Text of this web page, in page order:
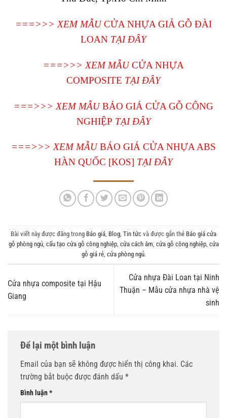
===>>> XEM MẪU CỬA NHỰA GIẢ GỖ ĐÀI
LOAN TẠI ĐÂY
===>>> XEM MẪU CỬA NHỰA
COMPOSITE TẠI ĐÂY
===>>> XEM MẪU BÁO GIÁ CỬA GỖ CÔNG
NGHIỆP TẠI ĐÂY
===>>> XEM MẪUBÁO GIÁ CỬA NHỰA ABS
HÀN QUỐC [KOS] TẠI ĐÂY
Bài viết này được đăng trong Báo giá, Blog, Tin tức và được gắn thẻ Báo giá cửa
gỗ phòng ngủ, cấu tạo cửa gỗ công nghiệp, cửa cách âm, cửa gỗ công nghiệp, cửa
gỗ giá rẻ, cửa phòng ngủ.
Cửa nhựa composite tại Hậu
Giang
Cửa nhựa Đài Loan tại Ninh
Thuận – Mẫu cửa nhựa nhà vệ
sinh
Để lại một bình luận
Email của bạn sẽ không được hiển thị công khai. Các
trường bắt buộc được đánh dấu *
Bình luận*